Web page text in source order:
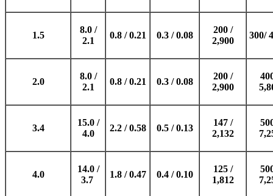
1.5
8.0 /
2.1
0.8 / 0.21 0.3 / 0.08
200 /
2,900
300/
2.0
8.0 /
2.1
0.8 / 0.21 0.3 / 0.08
200 /
2,900
3.4
15.0 /
4.0
2.2 / 0.58 0.5 / 0.13
147 /
2,132
4.0
14.0 /
3.7
1.8 / 0.47 0.4 / 0.10
125 /
1,812